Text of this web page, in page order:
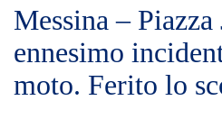
Messina – Piazza
ennesimo
moto. Ferito lo